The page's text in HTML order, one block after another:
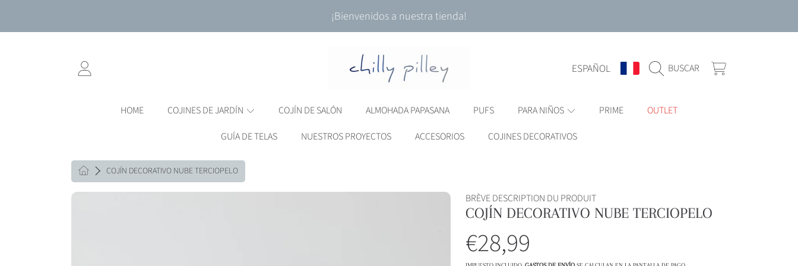
¡Bienvenidos a nuestra tienda!
INICIAR
SESIÓN
IDIOMA
ESPAÑOL
PAÍS/REGIÓN
BUSCAR CARRITO
HOME COJINES DE JARDÍN COJÍN DE SALÓN ALMOHADA PAPASANA PUFS PARA NIÑOS PRIME
OUTLET
GUÍA DE TELAS
NUESTROS PROYECTOS ACCESORIOS COJINES DECORATIVOS
HOMECOJÍN DECORATIVO NUBE TERCIOPELO
BRÈVE DESCRIPTION DU PRODUIT
COJÍN DECORATIVO NUBE TERCIOPELO
Precio
€28,99